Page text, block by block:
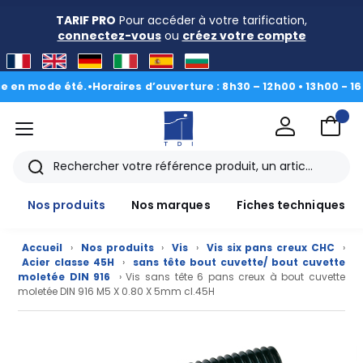
TARIF PRO Pour accéder à votre tarification,
connectez-vousou créez votre compte
été.•Horaires d’ouverture : 8h30 – 12h00 • 13h00 - 16h30|
menu
Rechercher
Nos produits
Nos marques Fiches techniques
Accueil › Nos produits › Vis › Vis six pans creux CHC
›
Acier classe 45H
›
sans tête bout cuvette/ bout cuvette
moletée DIN 916
› Vis sans tête 6 pans creux à bout cuvette
moletée DIN 916 M5 X 0.80 X 5mm cl.45H